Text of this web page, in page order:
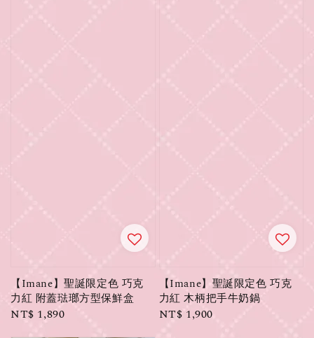
【Imane】聖誕限定色 巧克
力紅 附蓋琺瑯方型保鮮盒
Regular
NT$ 1,890
【Imane】聖誕限定色 巧克
力紅 木柄把手牛奶鍋
Regular
NT$ 1,900